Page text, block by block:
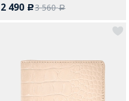
2 490 c3 560a